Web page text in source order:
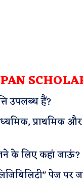
उपलब्ध हैं?
प्राथमिक
के लिए कहां जाऊं?
पेज पर